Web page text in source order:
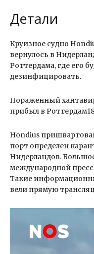
Детали
Круизное судно
вернулось в
Роттердама, где его
дезинфицировать.
Пораженный
прибыл в
Hondius
порт определен
Нидерландов.
международной
Такие
вели прямую